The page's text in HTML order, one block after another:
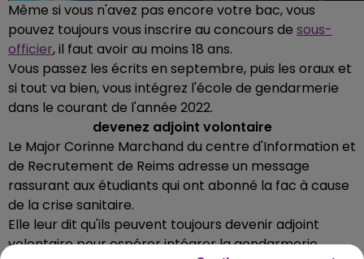
Même si vous n'avez pas encore votre bac, vous
pouvez toujours vous inscrire au concours de sous-
officier, il faut avoir au moins 18 ans.
Vous passez les écrits en septembre, puis les oraux et
si tout va bien, vous intégrez l'école de gendarmerie
dans le courant de l'année 2022.
devenez adjoint volontaire
Le Major Corinne Marchand du centre d'Information et
de Recrutement de Reims adresse un message
rassurant aux étudiants qui ont abonné la fac à cause
de la crise sanitaire.
Elle leur dit qu'ils peuvent toujours devenir adjoint
volontaire pour espérer intégrer la gendarmerie.